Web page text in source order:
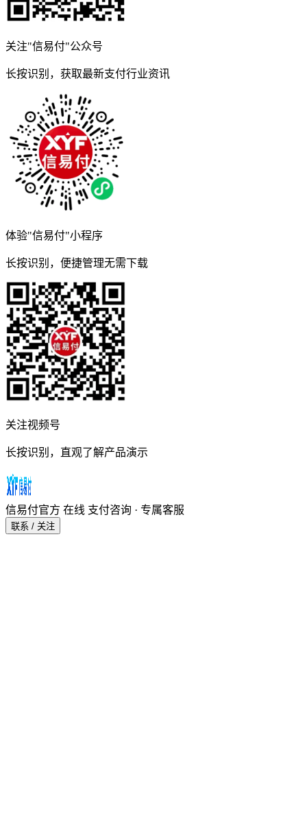
关注"信易付"公众号
长按识别，获取最新支付行业资讯
体验"信易付"小程序
长按识别，便捷管理无需下载
关注视频号
长按识别，直观了解产品演示
信易付官方 在线 支付咨询 · 专属客服
联系 / 关注